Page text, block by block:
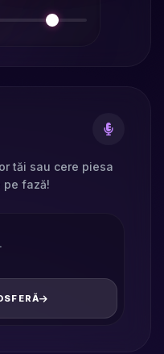
tăi sau cere piesa
pe fază!